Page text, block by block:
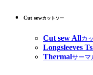
Cut sewカットソー
Cut sew Allカ
Longsleeves
Thermalサーマ